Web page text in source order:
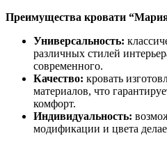
Преимущества кровати
Универсальность:
различных стилей
современного.
Качество: кровать
материалов, что
комфорт.
Индивидуальность:
модификации и цвета